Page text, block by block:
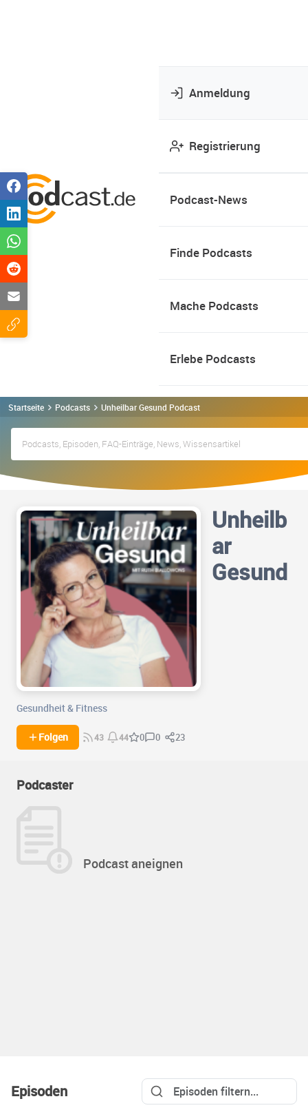
Anmeldung
Registrierung
Podcast-News
Finde Podcasts
Mache Podcasts
Erlebe Podcasts
Startseite Podcasts Unheilbar Gesund Podcast
Unheilb
ar
Gesund
Gesundheit & Fitness
Folgen 43 44 0 0 23
Podcaster
Podcast aneignen
Episoden